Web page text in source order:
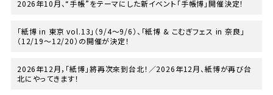
2026年10月、“手帳”をテーマにした新イベント「手帳博」開催決定！
「紙博 in 東京 vol.13」（9/4〜9/6）、「紙博 & こむぎフェス in 奈良」
（12/19〜12/20）の開催が決定！
2026年12月，「紙博」將再次來到台北！／2026年12月、紙博が再び台
北にやってきます！